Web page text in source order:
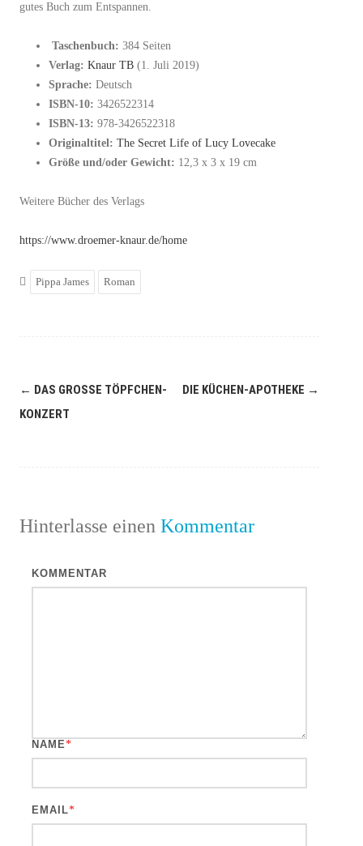
gutes Buch zum Entspannen.
Taschenbuch: 384 Seiten
Verlag: Knaur TB (1. Juli 2019)
Sprache: Deutsch
ISBN-10: 3426522314
ISBN-13: 978-3426522318
Originaltitel: The Secret Life of Lucy Lovecake
Größe und/oder Gewicht: 12,3 x 3 x 19 cm
Weitere Bücher des Verlags
https://www.droemer-knaur.de/home
Pippa James Roman
Navigation
← DAS GROSSE TÖPFCHEN-K
ONZERT
DIE KÜCHEN-APOTHEKE →
Hinterlasse einen Kommentar
KOMMENTAR
NAME*
EMAIL*